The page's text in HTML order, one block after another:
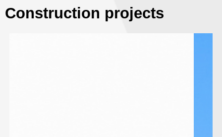
Construction projects